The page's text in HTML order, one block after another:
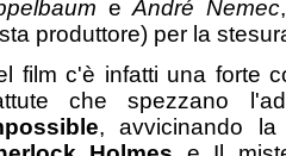
eAndré Nemec
produttore) per la
film c'è infatti una forte
che spezzano
, avvicinando